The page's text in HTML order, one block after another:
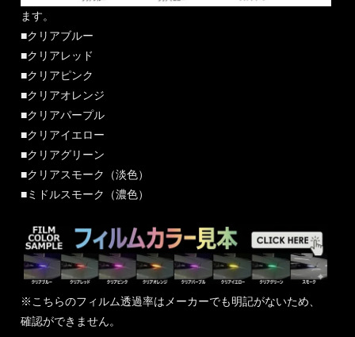
ます。
■クリアブルー
■クリアレッド
■クリアピンク
■クリアオレンジ
■クリアパープル
■クリアイエロー
■クリアグリーン
■クリアスモーク（淡色）
■ミドルスモーク（濃色）
※こちらのフィルム透過率はメーカーでも明記がないため、
確認ができません。